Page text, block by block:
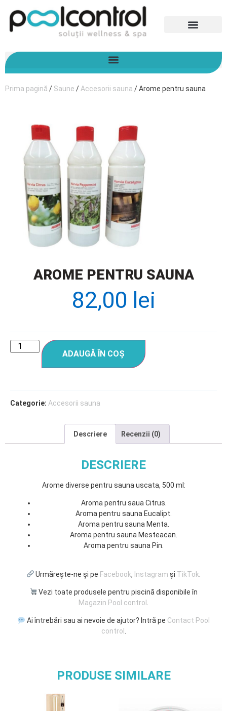
Prima pagină / Saune / Accesorii sauna / Arome pentru sauna
AROME PENTRU SAUNA
82,00 lei
ADAUGĂ ÎN COȘ
Categorie: Accesorii sauna
Descriere Recenzii (0)
DESCRIERE
Arome diverse pentru sauna uscata, 500 ml:
Aroma pentru saua Citrus.
Aroma pentru sauna Eucalipt.
Aroma pentru sauna Menta.
Aroma pentru sauna Mesteacan.
Aroma pentru sauna Pin.
Urmărește-ne și pe Facebook, Instagram și TikTok
Vezi toate produsele pentru piscină disponibile în
Magazin Pool control
Ai întrebări sau ai nevoie de ajutor? Intră pe Contact Pool
control .
PRODUSE SIMILARE